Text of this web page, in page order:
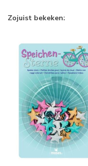
Zojuist bekeken: